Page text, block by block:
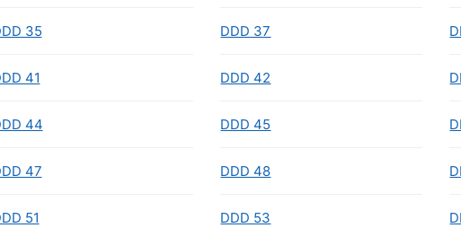
35 DDD 37
41 DDD 42
44 DDD 45
47 DDD 48
51 DDD 53